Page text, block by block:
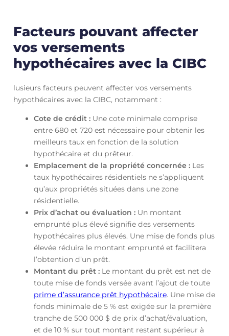
Facteurs pouvant affecter
vos versements
hypothécaires avec la CIBC
lusieurs facteurs peuvent affecter vos versements
hypothécaires avec la CIBC, notamment :
Cote de crédit : Une cote minimale comprise
entre 680 et 720 est nécessaire pour obtenir les
meilleurs taux en fonction de la solution
hypothécaire et du prêteur.
Emplacement de la propriété concernée : Les
taux hypothécaires résidentiels ne s’appliquent
qu’aux propriétés situées dans une zone
résidentielle.
Prix d’achat ou évaluation : Un montant
emprunté plus élevé signifie des versements
hypothécaires plus élevés. Une mise de fonds plus
élevée réduira le montant emprunté et facilitera
l’obtention d’un prêt.
Montant du prêt : Le montant du prêt est net de
toute mise de fonds versée avant l’ajout de toute
prime d’assurance prêt hypothécaire. Une mise de
fonds minimale de 5 % est exigée sur la première
tranche de 500 000 $ de prix d’achat/évaluation,
et de 10 % sur tout montant restant supérieur à